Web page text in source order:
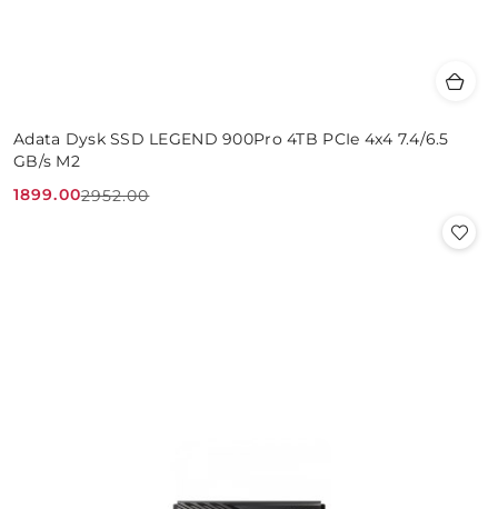
Adata Dysk SSD LEGEND 900Pro 4TB PCIe 4x4 7.4/6.5
GB/s M2
Cena
1899.00
Cena
2952.00